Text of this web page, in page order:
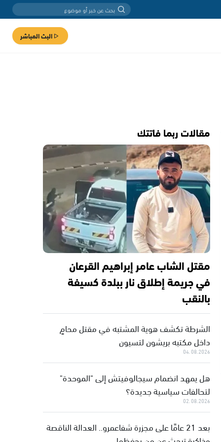
البث المباشر
مقالات ربما فاتتك
مقتل الشاب عامر إبراهيم القرعان
في جريمة إطلاق نار ببلدة كسيفة
بالنقب
الشرطة تكشف هوية المشتبه في مقتل محامٍ
داخل مكتبه بريشون لتسيون
04.08.2026
هل يمهد انضمام سيجالوفيتش إلى "الموحدة"
لتحالفات سياسية جديدة؟
02.08.2026
بعد 21 عامًا على مجزرة شفاعمرو.. العدالة الناقصة